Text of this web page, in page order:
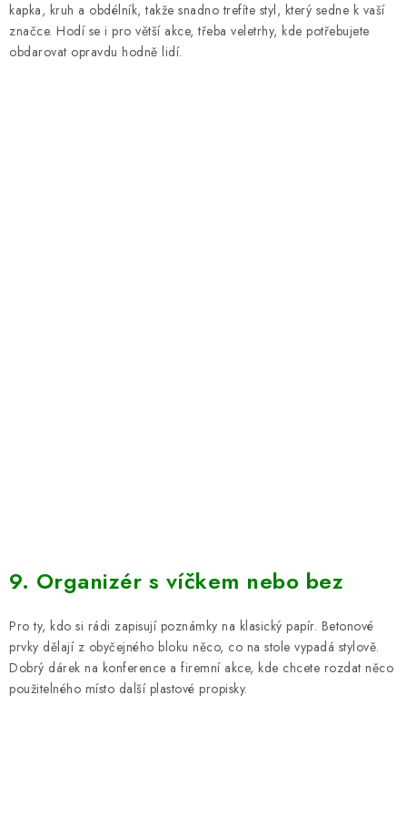
kapka, kruh a obdélník, takže snadno trefíte styl, který sedne k vaší
značce. Hodí se i pro větší akce, třeba veletrhy, kde potřebujete
obdarovat opravdu hodně lidí.
9. Organizér s víčkem nebo bez
Proty, kdo si rádi zapisují poznámky na klasický papír. Betonové
prvky dělají z obyčejného bloku něco, co na stole vypadá stylově.
Dobrý dárek na konference a firemní akce, kde chcete rozdat něco
použitelného místo dalšíplastové propisky.